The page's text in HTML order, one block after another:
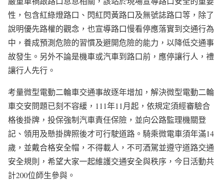
性，包含紅綠燈路口、閃紅閃黃路口及無號誌路口等，除了
說明優先路權的觀念，也宣導路口慢看停應落實到交通行為
中，養成預測危險的習慣及避開危險的能力，以降低交通事
故發生。另外不論是機車或汽車到路口前，應停讓行人，禮
讓行人先行。
考量微型電動二輪車交通事故逐年增加，解決微型電動二輪
車交安問題已刻不容緩，111年11月起，依規定須經審驗合
格後掛牌，投保強制汽車責任保險，並向公路監理機關登
記、領用及懸掛牌照後才可行駛道路。騎乘微電車須年滿14
歲，並戴合格安全帽，不得載人，不可酒駕並遵守道路交通
安全規則，希望大家一起維護交通安全與秩序，今日活動共
計200位師生參與。